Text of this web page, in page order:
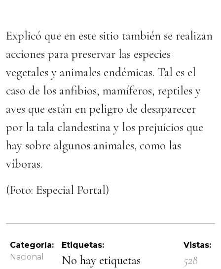
Explicó que en este sitio también se realizan
acciones para preservar las especies
vegetales y animales endémicas. Tal es el
caso de los anfibios, mamíferos, reptiles y
aves que están en peligro de desaparecer
por la tala clandestina y los prejuicios que
hay sobre algunos animales, como las
víboras.
(Foto: Especial Portal)
Categoría:
Nacional
Etiquetas:
No hay etiquetas
Vistas:
528